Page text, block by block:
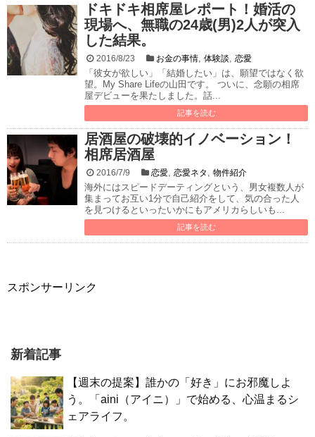
ドキドキ相席屋レポート！婚活の
現場へ、無職の24歳(男)2人が突入
した結果。
2016/8/23 お金の事情, 体験談 恋愛
「彼女が欲しい」「結婚したい」は、願望ではなく欲
望。My Share Lifeの山田です。 ついに、念願の相席
屋デビューを果たしました。話...
記事を読む
居酒屋の破壊的イノベーション！
相席居酒屋
2016/7/9 恋愛, 恋愛ネタ 物件紹介
海外にはスピードデーティングという、男女複数人が
集まってお互い1分で自己紹介をして、気の合った人
を見つけるといったいかにもアメリカらしいも...
記事を読む
スポンサーリンク
新着記事
【週末の提案】誰かの「好き」にお邪魔しよ
う。「aini（アイニ）」で始める、心温まるシ
ェアライフ。